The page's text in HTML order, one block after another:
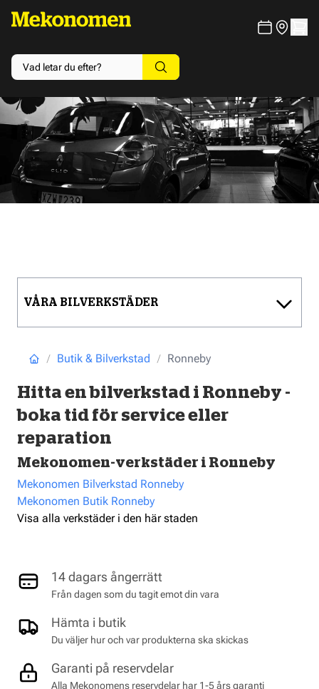
VÅRA BILVERKSTÄDER
Butik & Bilverkstad Ronneby
Hitta en bilverkstad i Ronneby -
boka tid för service eller
reparation
Mekonomen-verkstäder i Ronneby
Mekonomen Bilverkstad Ronneby
Mekonomen Butik Ronneby
Visa alla verkstäder i den här staden
14 dagars ångerrätt
Från dagen som du tagit emot din vara
Hämta i butik
Du väljer hur och var produkterna ska skickas
Garanti på reservdelar
Alla Mekonomens reservdelar har 1-5 års garanti